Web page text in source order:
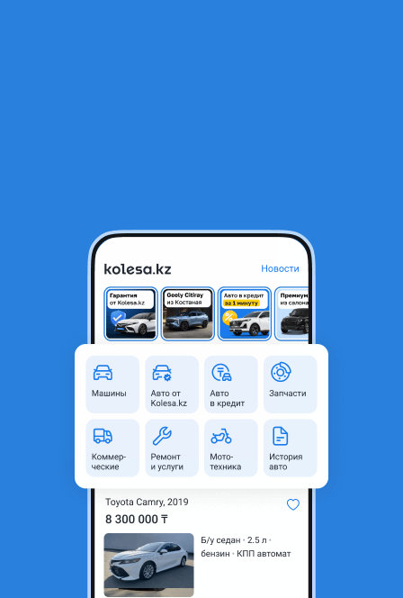
Обшивки багажника
Алматы, Алматинская
область
Б/y
Есть доставка
Да
Комментарий продавца
Привозные, комплект 30000